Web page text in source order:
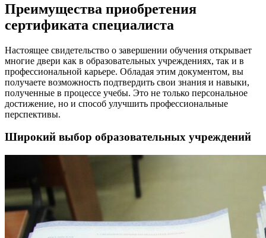
Преимущества приобретения
сертификата специалиста
Настоящее свидетельство о завершении обучения открывает
многие двери как в образовательных учреждениях, так и в
профессиональной карьере. Обладая этим документом, вы
получаете возможность подтвердить свои знания и навыки,
полученные в процессе учебы. Это не только персональное
достижение, но и способ улучшить профессиональные
перспективы.
Широкий выбор образовательных учреждений